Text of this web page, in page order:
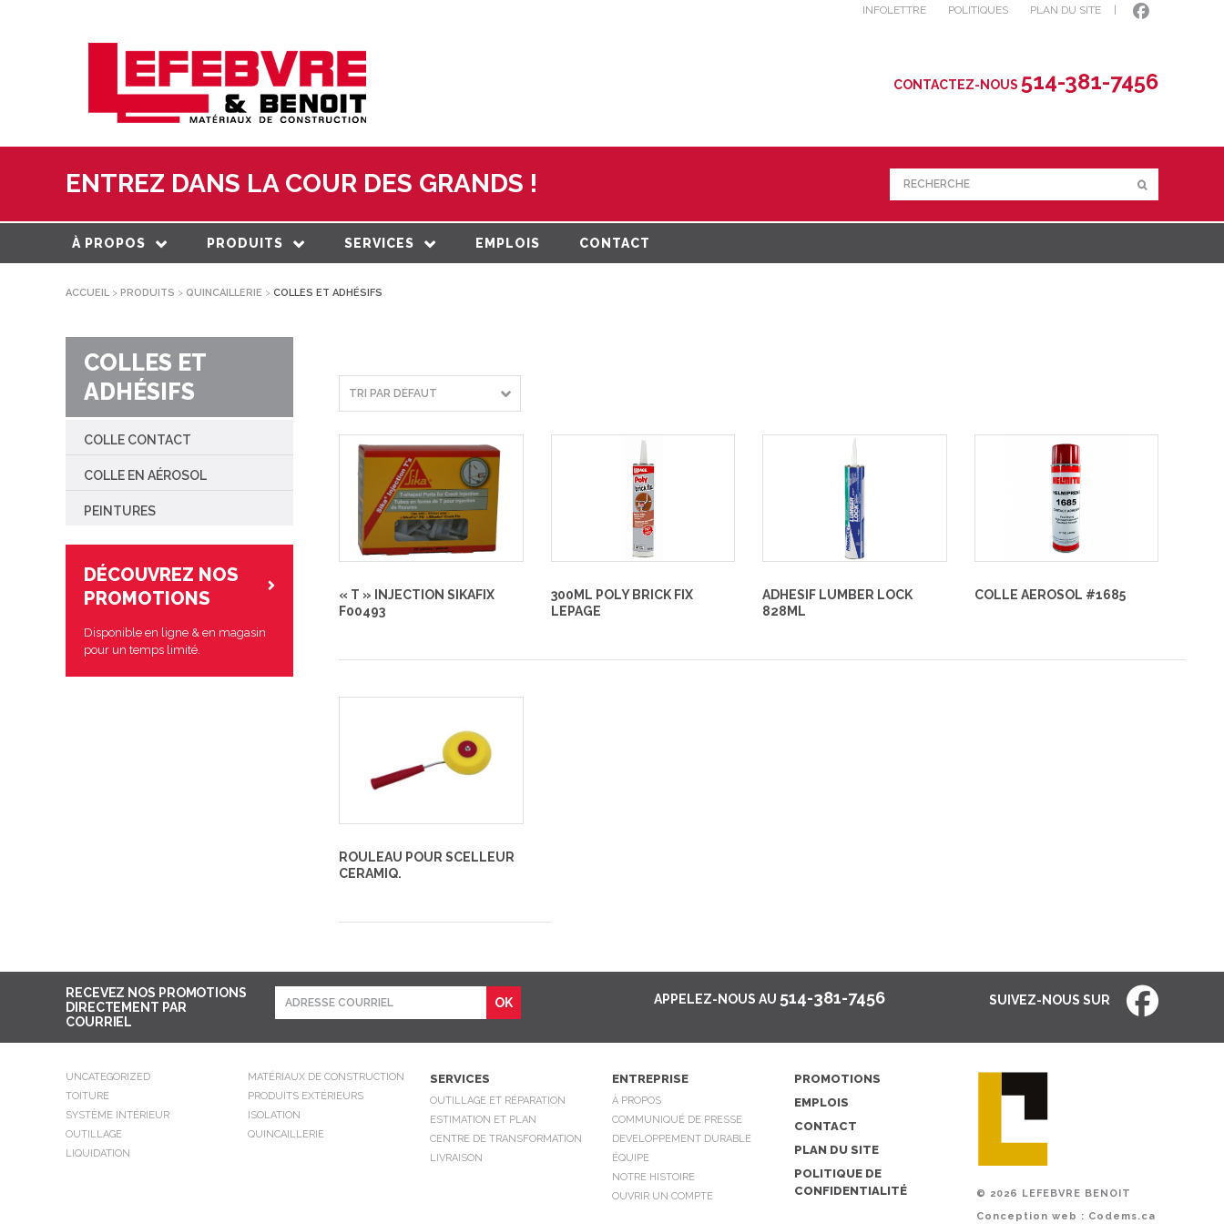
INFOLETTRE POLITIQUES PLAN DU SITE
CONTACTEZ-NOUS 514-381-7456
ENTREZ DANS LA COUR DES GRANDS ! RECHERCHE
À PROPOS
À PROPOS
ÉQUIPE
DEVELOPPEMENT DURABLE
COMMUNIQUÉ DE PRESSE
OUVRIR UN COMPTE
PRODUITS
MATÉRIAUX DE
PRODUITS EXTÉRIEURS
LIQUIDATION
SERVICES
LIVRAISON
TRANSFORMATION
OUTILLAGE ET
EMPLOIS CONTACT
ACCUEIL > PRODUITS > QUINCAILLERIE > COLLES ET ADHÉSIFS
COLLES ET
ADHÉSIFS
COLLE CONTACT
COLLE EN AÉROSOL
PEINTURES
DÉCOUVREZ NOS
PROMOTIONS
Disponible en ligne & en magasin
pour un temps limité.
« T » INJECTION SIKAFIX
F00493
300ML POLY BRICK FIX
LEPAGE
ADHESIF LUMBER LOCK
828ML
COLLE AEROSOL #1685
ROULEAU POUR SCELLEUR
CERAMIQ.
RECEVEZ NOS PROMOTIONS
DIRECTEMENT PAR
COURRIEL
APPELEZ-NOUS AU 514-381-7456 SUIVEZ-NOUS SUR
UNCATEGORIZED
MATÉRIAUX DE CONSTRUCTION
TOITURE
PRODUITS EXTÉRIEURS
SYSTÈME INTÉRIEUR
ISOLATION
OUTILLAGE
QUINCAILLERIE
LIQUIDATION
SERVICES
OUTILLAGE ET RÉPARATION
ESTIMATION ET PLAN
CENTRE DE TRANSFORMATION
LIVRAISON
ENTREPRISE
À PROPOS
COMMUNIQUÉ DE PRESSE
DEVELOPPEMENT DURABLE
ÉQUIPE
NOTRE HISTOIRE
OUVRIR UN COMPTE
PROMOTIONS
EMPLOIS
CONTACT
PLAN DU SITE
POLITIQUE DE
CONFIDENTIALITÉ
© 2026 LEFEBVRE BENOIT
Conception web : Codems.ca